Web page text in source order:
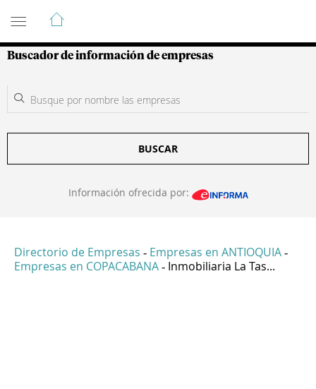
Guía de Empresas Colombianas
Buscador de información de empresas
BUSCAR
Información ofrecida por:
Directorio de Empresas - Empresas en ANTIOQUIA -
Empresas en COPACABANA - Inmobiliaria La Tas...